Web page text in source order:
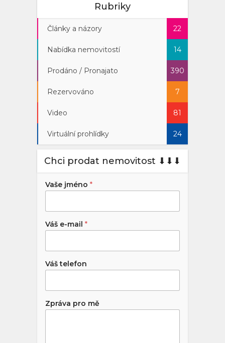
Rubriky
Články a názory 22
Nabídka nemovitostí 14
Prodáno / Pronajato 390
Rezervováno 7
Video 81
Virtuální prohlídky 24
Chci prodat nemovitost ⬇︎⬇︎⬇︎
Vaše jméno *
Váš e-mail *
Váš telefon
Zpráva pro mě